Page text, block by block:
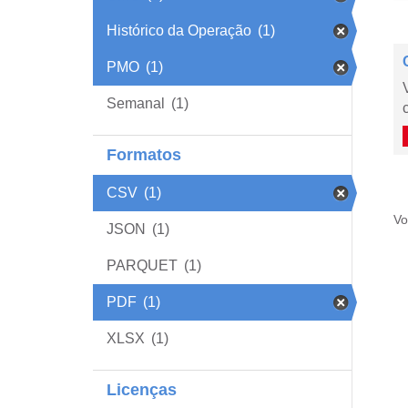
Histórico da Operação (1)
PMO (1)
Semanal (1)
Formatos
CSV (1)
JSON (1)
PARQUET (1)
PDF (1)
XLSX (1)
Licenças